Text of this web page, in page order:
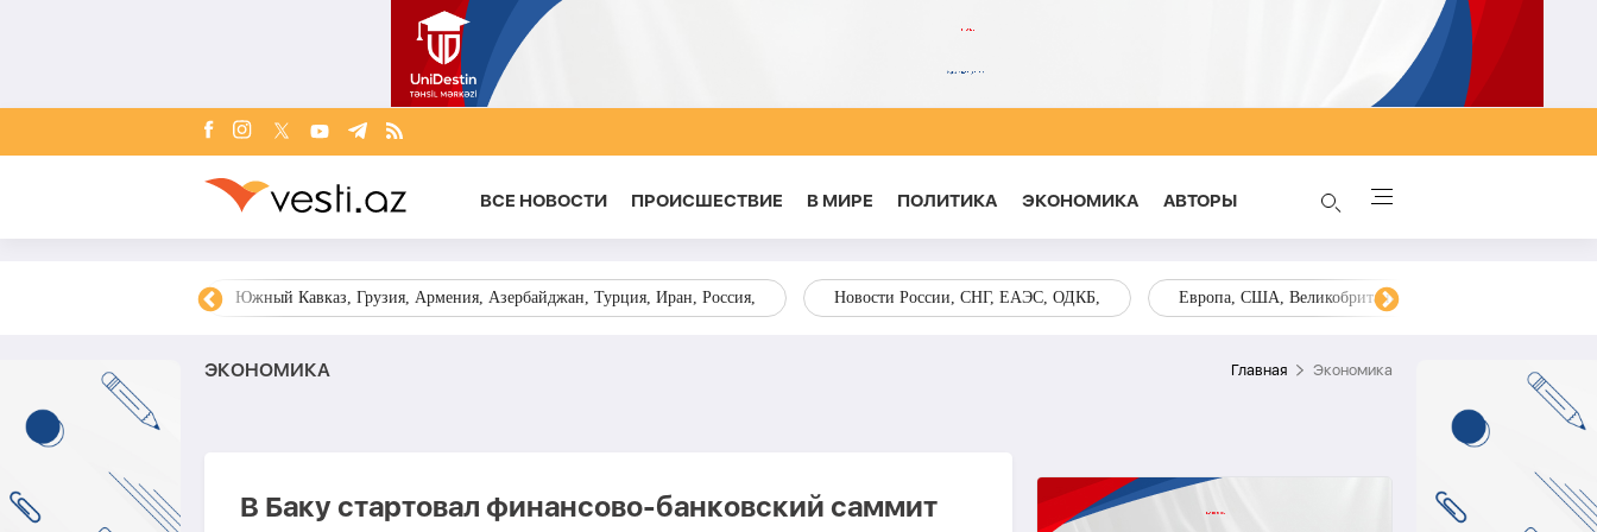
ВСЕ НОВОСТИ ПРОИСШЕСТВИЕ В МИРЕ ПОЛИТИКА ЭКОНОМИКА AВТОРЫ
Южный Кавказ, Грузия, Армения, Азербайджан, Турция, Иран, Россия, Новости России, СНГ, ЕАЭС, ОДКБ, Европа, США, Великобритания, Украина, Запад,
ЭКОНОМИКА Главная Экономика
В Баку стартовал финансово-банковский саммит